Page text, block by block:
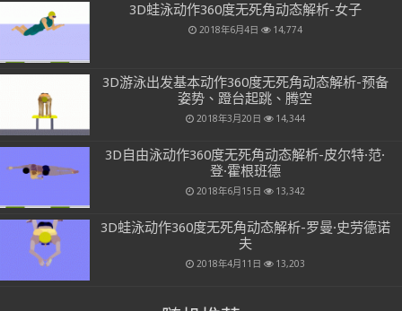
3D蛙泳动作360度无死角动态解析-女子
2018年6月4日 14,774
3D游泳出发基本动作360度无死角动态解析-预备
姿势、蹬台起跳、腾空
2018年3月20日 14,344
3D自由泳动作360度无死角动态解析-皮尔特·范·
登·霍根班德
2018年6月15日 13,342
3D蛙泳动作360度无死角动态解析-罗曼·史劳德诺
夫
2018年4月11日 13,203